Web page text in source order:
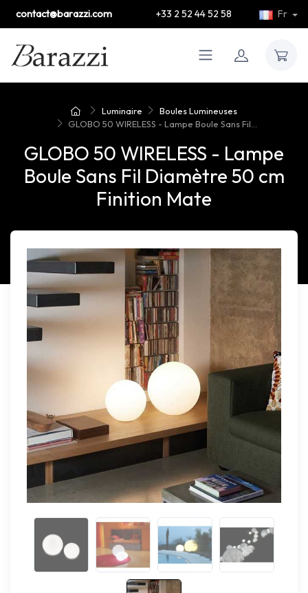
contact@barazzi.com +33 2 52 44 52 58 Fr
Luminaire
Boules Lumineuses
GLOBO 50 WIRELESS - Lampe Boule Sans Fil...
GLOBO 50 WIRELESS - Lampe
Boule Sans Fil Diamètre 50 cm
Finition Mate